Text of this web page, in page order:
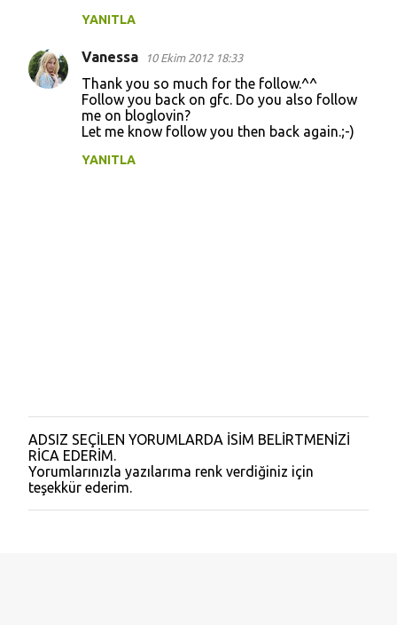
YANITLA
Vanessa 10 Ekim 2012 18:33
Thank you so much for the follow.^^
Follow you back on gfc. Do you also follow
me on bloglovin?
Let me know follow you then back again.;-)
YANITLA
Y
o
r
u
m
ADSIZ SEÇİLEN YORUMLARDA İSİM BELİRTMENİZİ
RİCA EDERİM.
Yorumlarınızla yazılarıma renk verdiğiniz için
teşekkür ederim.